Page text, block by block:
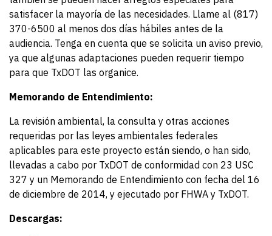
satisfacer la mayoría de las necesidades. Llame al (817)
370-6500 al menos dos días hábiles antes de la
audiencia. Tenga en cuenta que se solicita un aviso previo,
ya que algunas adaptaciones pueden requerir tiempo
para que TxDOT las organice.
Memorando de Entendimiento:
La revisión ambiental, la consulta y otras acciones
requeridas por las leyes ambientales federales
aplicables para este proyecto están siendo, o han sido,
llevadas a cabo por TxDOT de conformidad con 23 USC
327 y un Memorando de Entendimiento con fecha del 16
de diciembre de 2014, y ejecutado por FHWA y TxDOT.
Descargas: